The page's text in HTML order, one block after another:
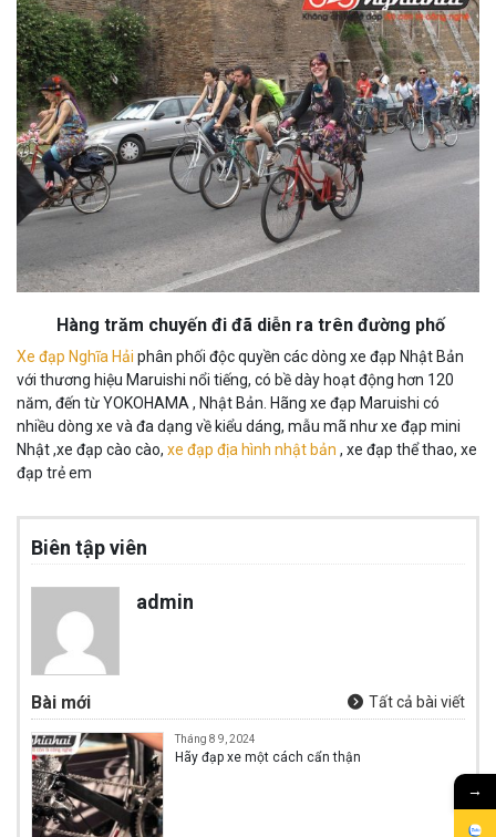
Hàng trăm chuyến đi đã diễn ra trên đường phố
Xe đạp Nghĩa Hải phân phối độc quyền các dòng xe đạp Nhật Bản
với thương hiệu Maruishi nổi tiếng, có bề dày hoạt động hơn 120
năm, đến từ YOKOHAMA , Nhật Bản. Hãng xe đạp Maruishi có
nhiều dòng xe và đa dạng về kiểu dáng, mẫu mã như xe đạp mini
Nhật ,xe đạp cào cào, xe đạp địa hình nhật bản , xe đạp thể thao, xe
đạp trẻ em
Biên tập viên
admin
Bài mới Tất cả bài viết
Tháng 8 9, 2024
Hãy đạp xe một cách cẩn thận
→